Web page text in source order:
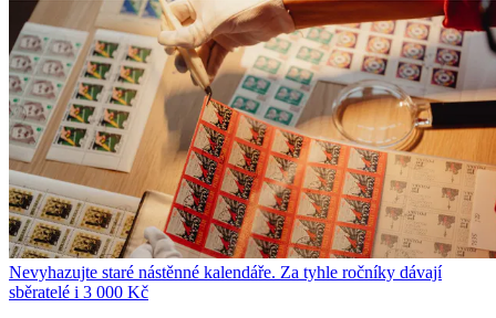
Nevyhazujte staré nástěnné kalendáře. Za tyhle ročníky dávají
sběratelé i 3 000 Kč